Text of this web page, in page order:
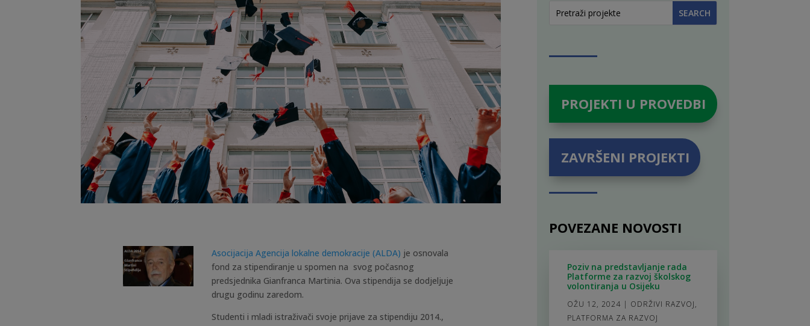
Asocijacija Agencija lokalne demokracije (ALDA) je osnovala
fond za stipendiranje u spomen na svog počasnog
predsjednika Gianfranca Martinia. Ova stipendija se dodjeljuje
drugu godinu zaredom.
Studenti i mladi istraživači svoje prijave za stipendiju 2014.,
PROJEKTI U PROVEDBI
ZAVRŠENI PROJEKTI
POVEZANE NOVOSTI
Poziv na predstavljanje rada
Platforme za razvoj školskog
volontiranja u Osijeku
OŽU 12, 2024 | ODRŽIVI RAZVOJ,
PLATFORMA ZA RAZVOJ